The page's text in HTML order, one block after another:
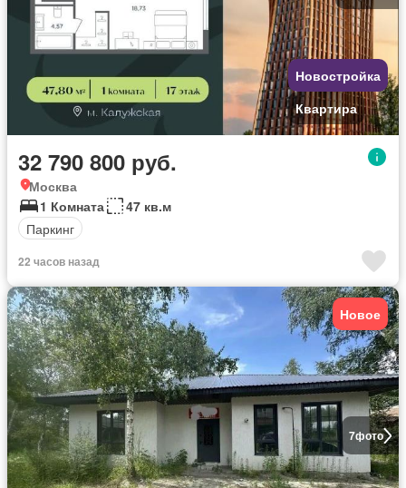
Новостройка
Квартира
32 790 800 руб.
Москва
1 Комната
47 кв.м
Паркинг
22 часов назад
7фото
Новое